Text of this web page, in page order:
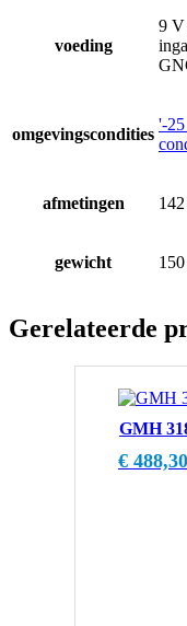
voeding
9 V
omgevingscondities
'-
afmetingen
gewicht
Gerelateerde
GMH
€ 488,30